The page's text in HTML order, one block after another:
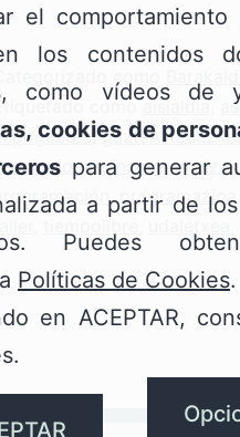
comoaisialdia,
,
,instagram,
, programazioa
el
los contenidos
como vídeos de
cookies de
para generar
a partir de
Puedes
Políticas de Cookies.
en ACEPTAR,